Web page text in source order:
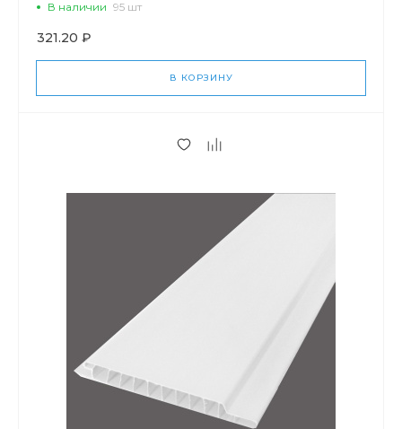
В наличии 95 шт
321.20 ₽
В КОРЗИНУ